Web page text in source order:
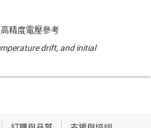
精度電壓參考
drift, and initial